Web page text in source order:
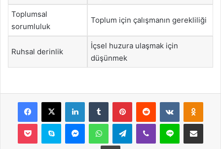
Toplumsal
sorumluluk
Toplum için çalışmanın gerekliliği
Ruhsal derinlik
İçsel huzura ulaşmak için
düşünmek
Facebook
X LinkedInTumblr PinterestReddit VKontakte
Pocket Skype MessengerWhatsAppTelegramViber Line E-Posta ile
Yazdır